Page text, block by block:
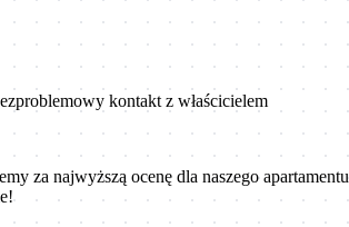
kontakt z właścicielem
za najwyższą ocenę dla naszego